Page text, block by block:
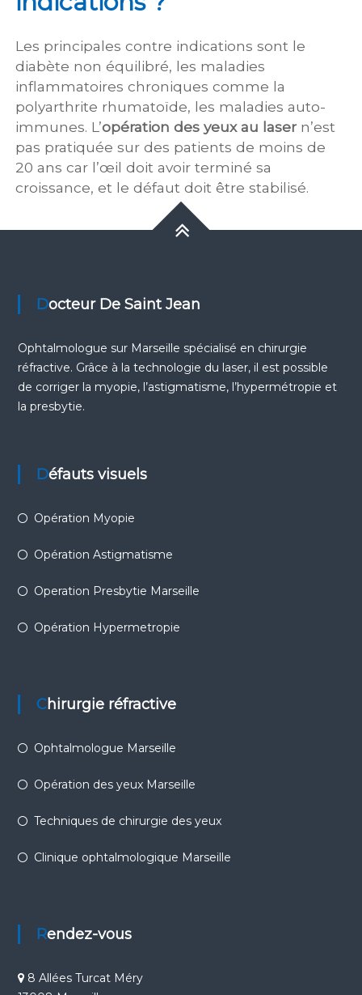
Les principales contre indications sont le
diabète non équilibré, les maladies
inflammatoires chroniques comme la
polyarthrite rhumatoïde, les maladies auto-
immunes. L’opération des yeux au lasern’est
pas pratiquée sur des patients de moins de
20 ans car l’œil doit avoir terminé sa
croissance, et le défaut doit être stabilisé.
Docteur De Saint Jean
Ophtalmologue sur Marseille spécialisé en chirurgie
réfractive. Grâce à la technologie du laser, il est possible
de corriger la myopie, l’astigmatisme, l’hypermétropie et
la presbytie.
Défauts visuels
Opération Myopie
Opération Astigmatisme
Operation Presbytie Marseille
Opération Hypermetropie
Chirurgie réfractive
Ophtalmologue Marseille
Opération des yeux Marseille
Techniques de chirurgie des yeux
Clinique ophtalmologique Marseille
Rendez-vous
8 Allées Turcat Méry